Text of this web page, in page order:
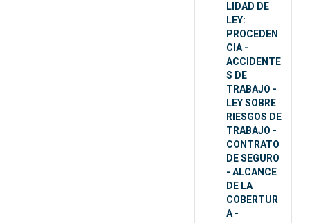
LIDAD DE
LEY:
PROCEDEN
CIA -
ACCIDENTE
S DE
TRABAJO -
LEY SOBRE
RIESGOS DE
TRABAJO -
CONTRATO
DE SEGURO
- ALCANCE
DE LA
COBERTUR
A -